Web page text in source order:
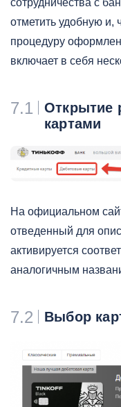
отметить удобную и,
процедуру
включает в себя
7.1
Открытие
картами
На официальном
отведенный для
активируется
аналогичным
7.2 Выбор